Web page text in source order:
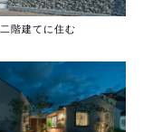
二階建てに住む